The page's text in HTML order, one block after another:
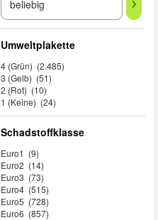
Umweltplakette
4 (Grün) (2.485)
3 (Gelb) (51)
2 (Rot) (10)
1 (Keine) (24)
Schadstoffklasse
Euro1 (9)
Euro2 (14)
Euro3 (73)
Euro4 (515)
Euro5 (728)
Euro6 (857)